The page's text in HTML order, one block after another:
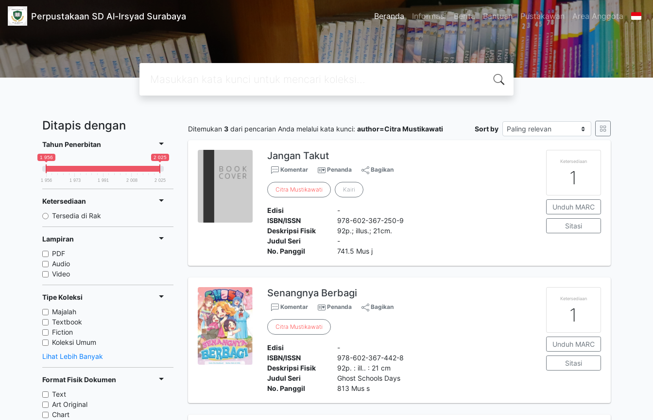
Perpustakaan SD Al-Irsyad Surabaya Beranda Informasi Berita Bantuan Pustakawan Area Anggota
Ditapis dengan
Tahun Penerbitan
1 956 2 025
1 956 1 973 1 991 2 008 2 025
Ketersediaan
Tersedia di Rak
Lampiran
PDF
Audio
Video
Tipe Koleksi
Majalah
Textbook
Fiction
Koleksi Umum
Lihat Lebih Banyak
Format Fisik Dokumen
Text
Art Original
Chart
Ditemukan 3 dari pencarian Anda melalui kata kunci: author=Citra Mustikawati Sort by
Jangan Takut
Komentar Penanda Bagikan
Citra Mustikawati Kairi
Edisi
-
ISBN/ISSN
978-602-367-250-9
Deskripsi Fisik
92p.; illus.; 21cm.
Judul Seri
-
No. Panggil
741.5 Mus j
Ketersediaan
1
Unduh MARC
Sitasi
Senangnya Berbagi
Komentar Penanda Bagikan
Citra Mustikawati
Edisi
-
ISBN/ISSN
978-602-367-442-8
Deskripsi Fisik
92p. : ill.. : 21 cm
Judul Seri
Ghost Schools Days
No. Panggil
813 Mus s
Ketersediaan
1
Unduh MARC
Sitasi